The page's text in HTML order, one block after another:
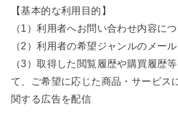
【基本的な利用目的】
（1）利用者へお問い合わせ内容に
（2）利用者の希望ジャンルのメー
（3）取得した閲覧履歴や購買履歴
て、ご希望に応じた商品・サービス
関する広告を配信